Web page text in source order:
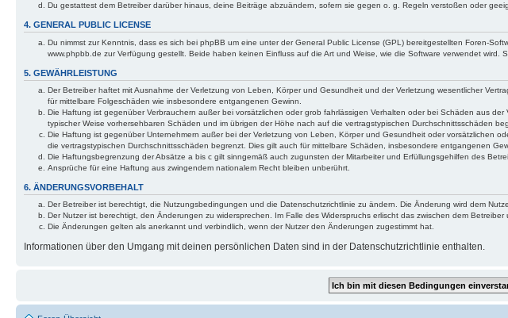
Du gestattest dem Betreiber darüber hinaus, deine Beiträge abzuändern, sofern sie gegen o. g. Regeln verstoßen oder
4. GENERAL PUBLIC LICENSE
Du nimmst zur Kenntnis, dass es sich bei phpBB um eine unter der General Public License (GPL) bereitgestellten Foren-
www.phpbb.de zur Verfügung gestellt. Beide haben keinen Einfluss auf die Art und Weise, wie die Software verwendet
5. GEWÄHRLEISTUNG
Der Betreiber haftet mit Ausnahme der Verletzung von Leben, Körper und Gesundheit und der Verletzung wesentlicher
für mittelbare Folgeschäden wie insbesondere entgangenen Gewinn.
Die Haftung ist gegenüber Verbrauchern außer bei vorsätzlichen oder grob fahrlässigen Verhalten oder bei Schäden aus
typischer Weise vorhersehbaren Schäden und im übrigen der Höhe nach auf die vertragstypischen Durchschnittsschäden
Die Haftung ist gegenüber Unternehmern außer bei der Verletzung von Leben, Körper und Gesundheit oder vorsätzlichen
die vertragstypischen Durchschnittsschäden begrenzt. Dies gilt auch für mittelbare Schäden, insbesondere entgangenen
Die Haftungsbegrenzung der Absätze a bis c gilt sinngemäß auch zugunsten der Mitarbeiter und Erfüllungsgehilfen des
Ansprüche für eine Haftung aus zwingendem nationalem Recht bleiben unberührt.
6. ÄNDERUNGSVORBEHALT
Der Betreiber ist berechtigt, die Nutzungsbedingungen und die Datenschutzrichtlinie zu ändern. Die Änderung wird dem
Der Nutzer ist berechtigt, den Änderungen zu widersprechen. Im Falle des Widerspruchs erlischt das zwischen dem
Die Änderungen gelten als anerkannt und verbindlich, wenn der Nutzer den Änderungen zugestimmt hat.
Informationen über den Umgang mit deinen persönlichen Daten sind in der Datenschutzrichtlinie enthalten.